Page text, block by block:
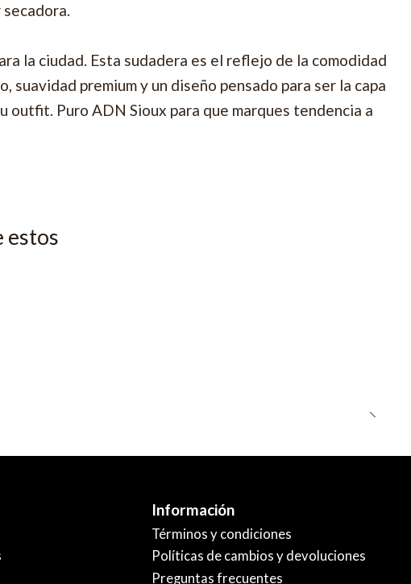
secadora.
la ciudad. Esta sudadera es el reflejo de la comodidad
suavidad premium y un diseño pensado para ser la capa
outfit. Puro ADN Sioux para que marques tendencia a
estos
Información
Términos y condiciones
Políticas de cambios y devoluciones
Preguntas frecuentes